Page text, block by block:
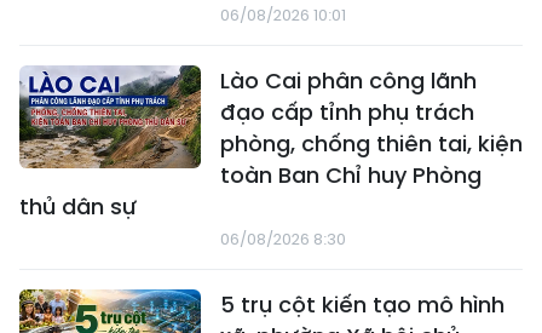
06/08/2026 10:01
Lào Cai phân công lãnh
đạo cấp tỉnh phụ trách
phòng, chống thiên tai, kiện
toàn Ban Chỉ huy Phòng
thủ dân sự
06/08/2026 8:30
5 trụ cột kiến tạo mô hình